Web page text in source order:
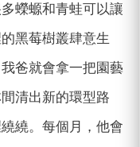
蠑螈和青蛙可以讓
黑莓樹叢肆意生
爸就會拿一把園藝
清出新的環型路
繞。每個月，他會